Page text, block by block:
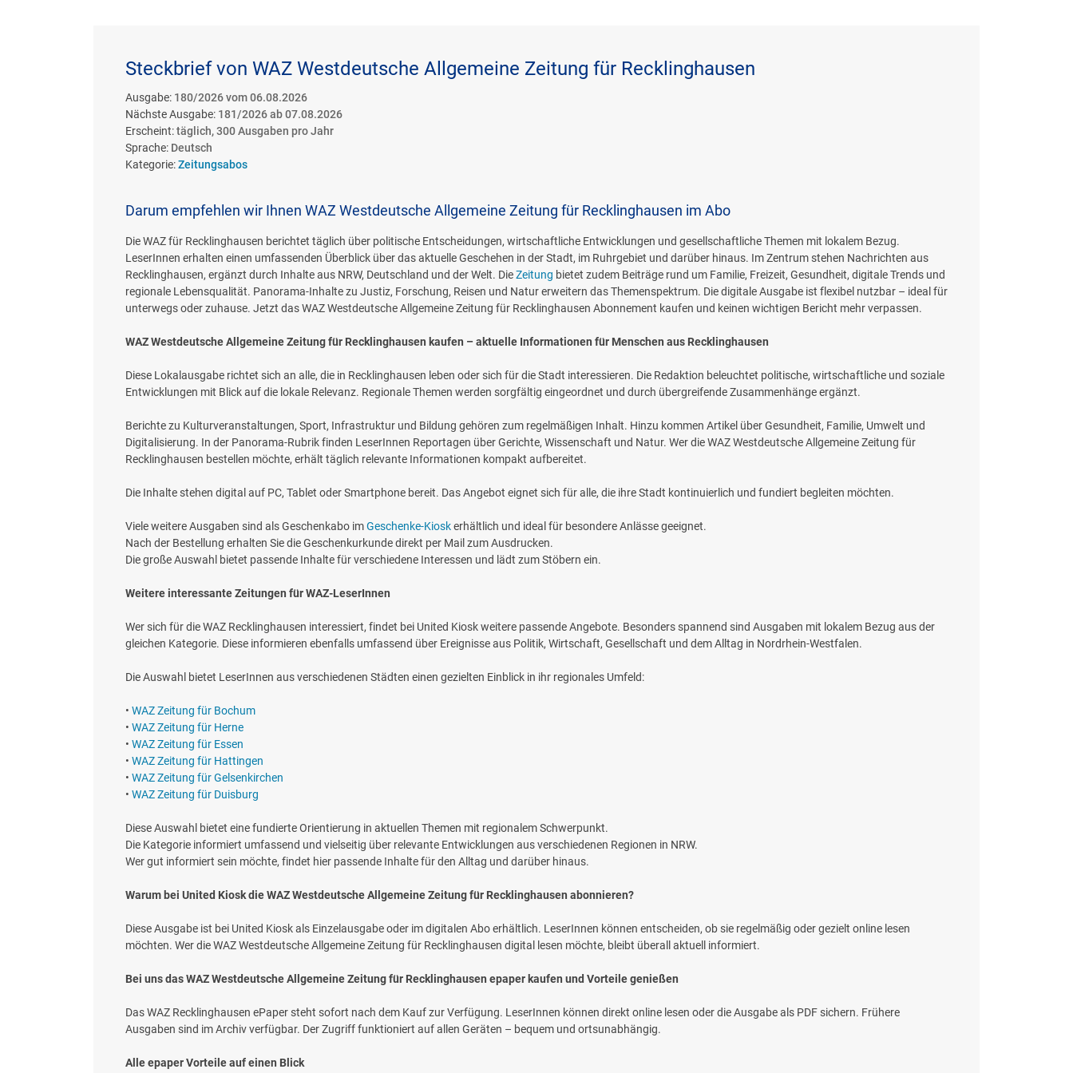
Steckbrief von WAZ Westdeutsche Allgemeine Zeitung für Recklinghausen
Ausgabe: 180/2026 vom 06.08.2026
Nächste Ausgabe: 181/2026 ab 07.08.2026
Erscheint:täglich, 300 Ausgaben pro Jahr
Sprache: Deutsch
Kategorie:Zeitungsabos
Darum empfehlen wir Ihnen WAZ Westdeutsche Allgemeine Zeitung für Recklinghausen im Abo
Die WAZ für Recklinghausen berichtet täglich über politische Entscheidungen, wirtschaftliche Entwicklungen und gesellschaftliche Themen mit lokalem Bezug.
LeserInnen erhalten einen umfassenden Überblick über das aktuelle Geschehen in der Stadt, im Ruhrgebiet und darüber hinaus. Im Zentrum stehen Nachrichten aus
Recklinghausen, ergänzt durch Inhalte aus NRW, Deutschland und der Welt. DieZeitung bietet zudem Beiträge rund um Familie, Freizeit, Gesundheit, digitale Trends und
regionale Lebensqualität. Panorama-Inhalte zu Justiz, Forschung, Reisen und Natur erweitern das Themenspektrum. Die digitale Ausgabe ist flexibel nutzbar – ideal für
unterwegs oder zuhause. Jetzt das WAZ Westdeutsche Allgemeine Zeitung für Recklinghausen Abonnement kaufen und keinen wichtigen Bericht mehr verpassen.
WAZ Westdeutsche Allgemeine Zeitung für Recklinghausen kaufen – aktuelle Informationen für Menschen aus Recklinghausen
Diese Lokalausgabe richtet sich an alle, die in Recklinghausen leben oder sich für die Stadt interessieren. Die Redaktion beleuchtet politische, wirtschaftliche und soziale
Entwicklungen mit Blick auf die lokale Relevanz. Regionale Themen werden sorgfältig eingeordnet und durch übergreifende Zusammenhänge ergänzt.
Berichte zu Kulturveranstaltungen, Sport, Infrastruktur und Bildung gehören zum regelmäßigen Inhalt. Hinzu kommen Artikel über Gesundheit, Familie, Umwelt und
Digitalisierung. In der Panorama-Rubrik finden LeserInnen Reportagen über Gerichte, Wissenschaft und Natur. Wer die WAZ Westdeutsche Allgemeine Zeitung für
Recklinghausen bestellen möchte, erhält täglich relevante Informationen kompakt aufbereitet.
Die Inhalte stehen digital auf PC, Tablet oder Smartphone bereit. Das Angebot eignet sich für alle, die ihre Stadt kontinuierlich und fundiert begleiten möchten.
Viele weitere Ausgaben sind als Geschenkabo imGeschenke-Kioskerhältlich und ideal für besondere Anlässe geeignet.
Nach der Bestellung erhalten Sie die Geschenkurkunde direkt per Mail zum Ausdrucken.
Die große Auswahl bietet passende Inhalte für verschiedene Interessen und lädt zum Stöbern ein.
Weitere interessante Zeitungen für WAZ-LeserInnen
Wer sich für die WAZ Recklinghausen interessiert, findet bei United Kiosk weitere passende Angebote. Besonders spannend sind Ausgaben mit lokalem Bezug aus der
gleichen Kategorie. Diese informieren ebenfalls umfassend über Ereignisse aus Politik, Wirtschaft, Gesellschaft und dem Alltag in Nordrhein-Westfalen.
Die Auswahl bietet LeserInnen aus verschiedenen Städten einen gezielten Einblick in ihr regionales Umfeld:
• WAZ Zeitung für Bochum
• WAZ Zeitung für Herne
• WAZ Zeitung für Essen
• WAZ Zeitung für Hattingen
• WAZ Zeitung für Gelsenkirchen
• WAZ Zeitung für Duisburg
Diese Auswahl bietet eine fundierte Orientierung in aktuellen Themen mit regionalem Schwerpunkt.
Die Kategorie informiert umfassend und vielseitig über relevante Entwicklungen aus verschiedenen Regionen in NRW.
Wer gut informiert sein möchte, findet hier passende Inhalte für den Alltag und darüber hinaus.
Warum bei United Kiosk die WAZ Westdeutsche Allgemeine Zeitung für Recklinghausen abonnieren?
Diese Ausgabe ist bei United Kiosk als Einzelausgabe oder im digitalen Abo erhältlich. LeserInnen können entscheiden, ob sie regelmäßig oder gezielt online lesen
möchten. Wer die WAZ Westdeutsche Allgemeine Zeitung für Recklinghausen digital lesen möchte, bleibt überall aktuell informiert.
Bei uns das WAZ Westdeutsche Allgemeine Zeitung für Recklinghausen epaper kaufen und Vorteile genießen
Das WAZ Recklinghausen ePaper steht sofort nach dem Kauf zur Verfügung. LeserInnen können direkt online lesen oder die Ausgabe als PDF sichern. Frühere
Ausgaben sind im Archiv verfügbar. Der Zugriff funktioniert auf allen Geräten – bequem und ortsunabhängig.
Alle epaper Vorteile auf einen Blick